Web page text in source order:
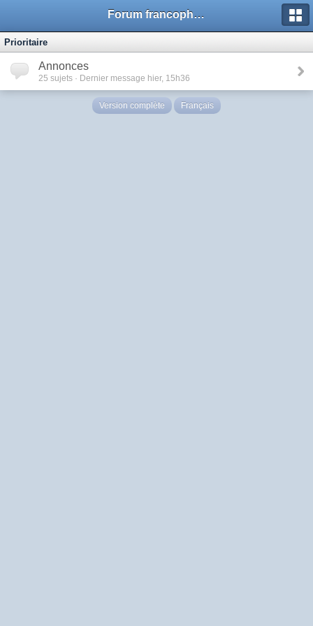
Forum francophone de Kimagure Orange Road
Prioritaire
Annonces
25 sujets · Dernier message hier, 15h36
Version complète Français